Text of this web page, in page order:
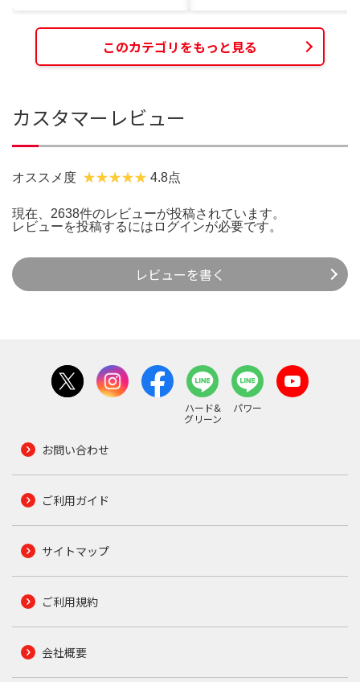
このカテゴリをもっと見る
カスタマーレビュー
オススメ度 4.8点
現在、2638件のレビューが投稿されています。
レビューを投稿するには ログインが必要です。
レビューを書く
ハード&
グリーン
パワー
お問い合わせ
ご利用ガイド
サイトマップ
ご利用規約
会社概要